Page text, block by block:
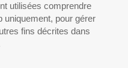
utilisées comprendre
uniquement, pour gérer
fins décrites dans